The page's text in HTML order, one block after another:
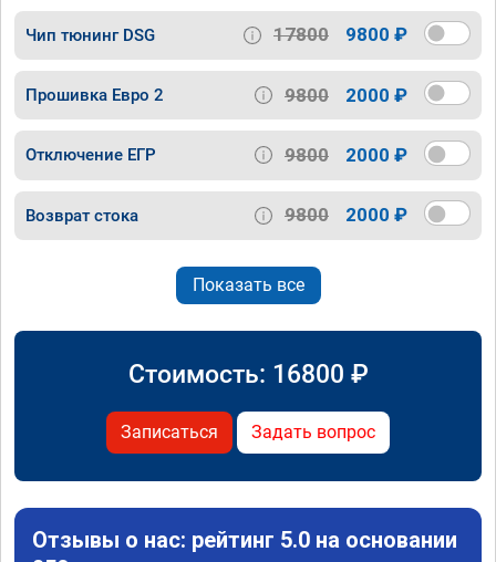
Чип тюнинг DSG 17800 9800 ₽
Прошивка Евро 2 9800 2000 ₽
Отключение ЕГР 9800 2000 ₽
Возврат стока 9800 2000 ₽
Показать все
Стоимость: 16800 ₽
Записаться Задать вопрос
Отзывы о нас: рейтинг 5.0 на основании